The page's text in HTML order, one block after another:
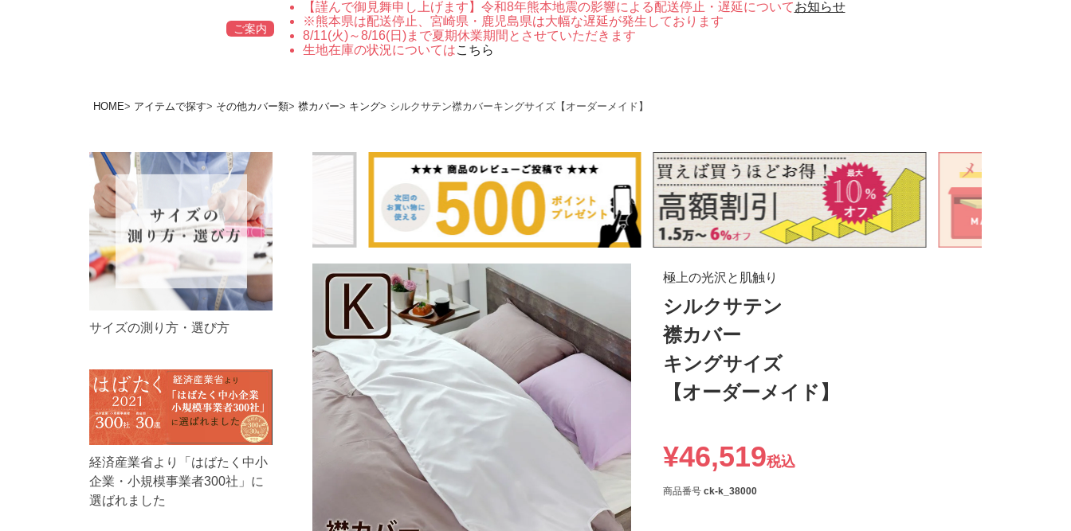
ご案内
【謹んで御見舞申し上げます】令和8年熊本地震の影響による配送停止・遅延についてお知らせ
※熊本県は配送停止、宮崎県・鹿児島県は大幅な遅延が発生しております
8/11(火)～8/16(日)まで夏期休業期間とさせていただきます
生地在庫の状況についてはこちら
HOME アイテムで探す その他カバー類 襟カバー キング シルクサテン襟カバーキングサイズ【オーダーメイド】
サイズの測り方・選び方
経済産業省より「はばたく中小
企業・小規模事業者300社」に
選ばれました
極上の光沢と肌触り
シルクサテン
襟カバー
キングサイズ
【オーダーメイド】
¥46,519税込
商品番号 ck-k_38000